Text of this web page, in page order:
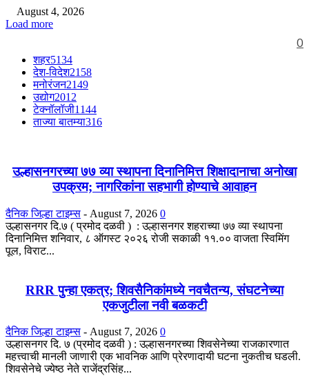
August 4, 2026
Load more
0
शहर5134
देश-विदेश2158
मनोरंजन2149
उद्योग2012
टेक्नॉलॉजी1144
ताज्या बातम्या316
उल्हासनगरच्या ७७ व्या स्थापना दिनानिमित्त शिक्षादानाचा अनोखा
उपक्रम; नागरिकांना सहभागी होण्याचे आवाहन
दैनिक जिल्हा टाइम्स - August 7, 2026 0
उल्हासनगर दि.७ ( प्रमोद दळवी ) : उल्हासनगर शहराच्या ७७ व्या स्थापना
दिनानिमित्त शनिवार, ८ ऑगस्ट २०२६ रोजी सकाळी ११.०० वाजता स्विमिंग
पूल, विराट...
RRR पुन्हा एकत्र; शिवसैनिकांमध्ये नवचैतन्य, संघटनेच्या
एकजुटीला नवी बळकटी
दैनिक जिल्हा टाइम्स - August 7, 2026 0
उल्हासनगर दि. ७ (प्रमोद दळवी ) : उल्हासनगरच्या शिवसेनेच्या राजकारणात
महत्त्वाची मानली जाणारी एक भावनिक आणि प्रेरणादायी घटना नुकतीच घडली.
शिवसेनेचे ज्येष्ठ नेते राजेंद्रसिंह...